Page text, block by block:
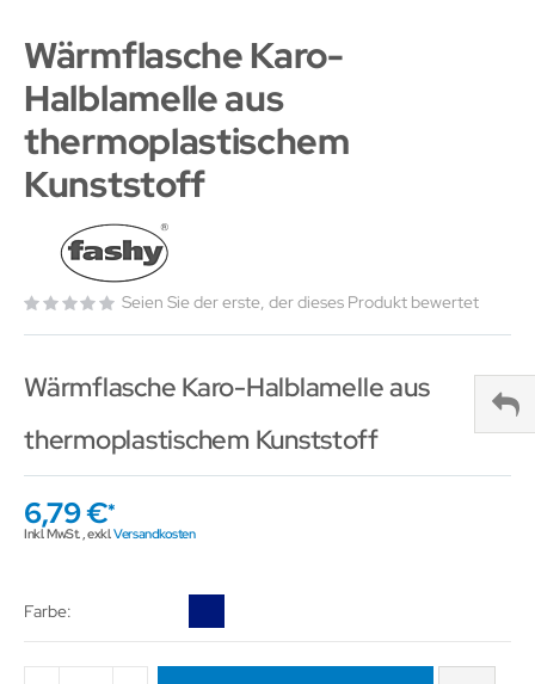
Wärmflasche Karo-
Halblamelle aus
thermoplastischem
Kunststoff
Seien Sie der erste, der dieses Produkt bewertet
Wärmflasche Karo-Halblamelle aus
thermoplastischem Kunststoff
6,79 €
Inkl. MwSt.,exkl.Versandkosten
Farbe